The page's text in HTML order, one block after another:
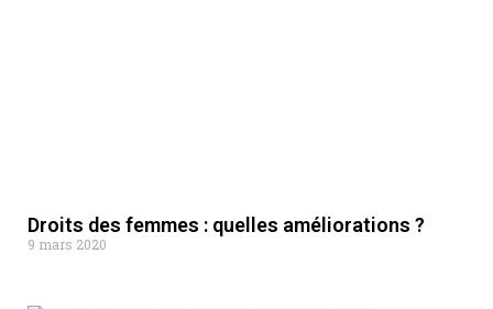
Droits des femmes : quelles améliorations ?
9 mars 2020